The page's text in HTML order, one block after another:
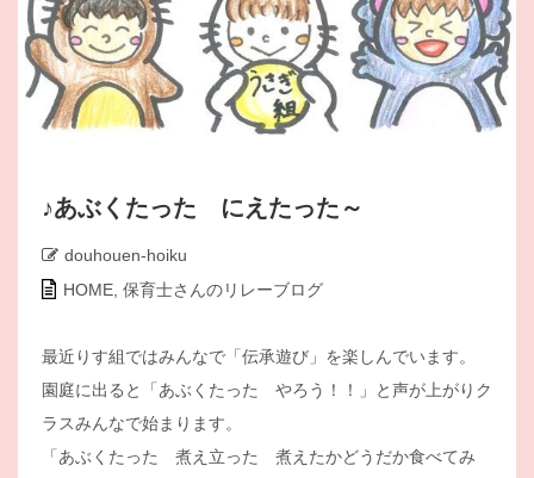
♪あぶくたった にえたった～
douhouen-hoiku
HOME 保育士さんのリレーブログ
最近りす組ではみんなで「伝承遊び」を楽しんでいます。
園庭に出ると「あぶくたった やろう！！」と声が上がりク
ラスみんなで始まります。
「あぶくたった 煮え立った 煮えたかどうだか食べてみ